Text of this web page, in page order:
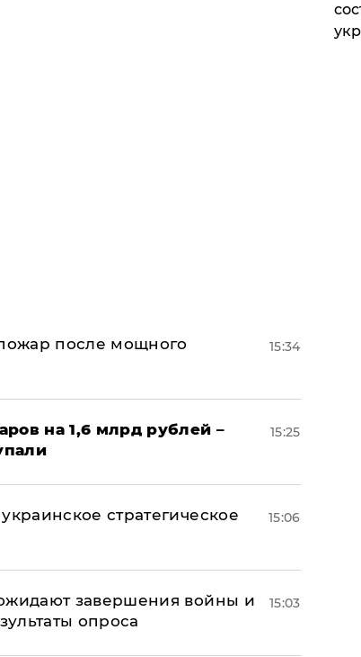
после мощного
15:34
на 1,6 млрд рублей –
15:25
стратегическое
15:06
завершения войны и
опроса
15:03